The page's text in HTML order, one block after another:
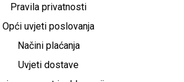
Pravila privatnosti
Opći uvjeti poslovanja
Načini plaćanja
Uvjeti dostave